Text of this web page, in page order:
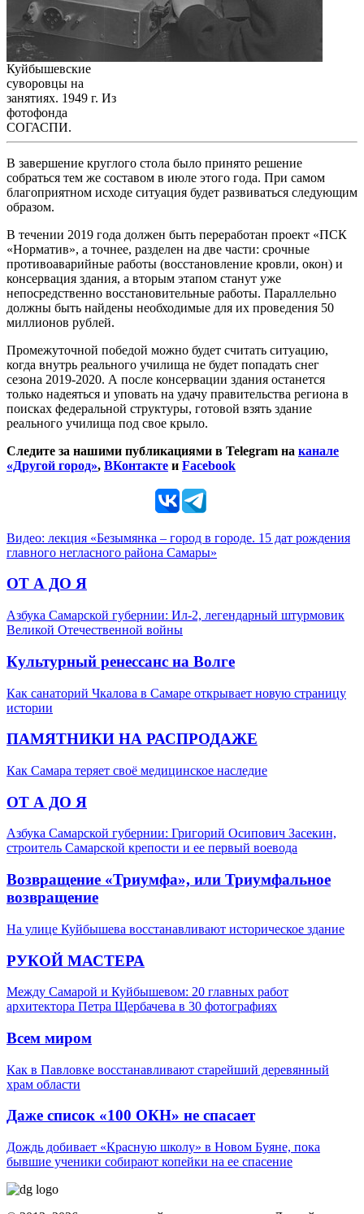
Куйбышевские
суворовцы на
занятиях. 1949 г. Из
фотофонда
СОГАСПИ.
В завершение круглого стола было принято решение
собраться тем же составом в июле этого года. При самом
благоприятном исходе ситуация будет развиваться следующим
образом.
В течении 2019 года должен быть переработан проект «ПСК
«Норматив», а точнее, разделен на две части: срочные
противоаварийные работы (восстановление кровли, окон) и
консервация здания, а вторым этапом станут уже
непосредственно восстановительные работы. Параллельно
должны быть найдены необходимые для их проведения 50
миллионов рублей.
Промежуточной победой можно будет считать ситуацию,
когда внутрь реального училища не будет попадать снег
сезона 2019-2020. А после консервации здания останется
только надеяться и уповать на удачу правительства региона в
поисках федеральной структуры, готовой взять здание
реального училища под свое крыло.
Следите за нашими публикациями в Telegram на канале
«Другой город», ВКонтакте и Facebook
Видео: лекция «Безымянка – город в городе. 15 дат рождения
главного негласного района Самары»
ОТ А ДО Я
Азбука Самарской губернии: Ил-2, легендарный штурмовик
Великой Отечественной войны
Культурный ренессанс на Волге
Как санаторий Чкалова в Самаре открывает новую страницу
истории
ПАМЯТНИКИ НА РАСПРОДАЖЕ
Как Самара теряет своё медицинское наследие
ОТ А ДО Я
Азбука Самарской губернии: Григорий Осипович Засекин,
строитель Самарской крепости и ее первый воевода
Возвращение «Триумфа», или Триумфальное
возвращение
На улице Куйбышева восстанавливают историческое здание
РУКОЙ МАСТЕРА
Между Самарой и Куйбышевом: 20 главных работ
архитектора Петра Щербачева в 30 фотографиях
Всем миром
Как в Павловке восстанавливают старейший деревянный
храм области
Даже список «100 ОКН» не спасает
Дождь добивает «Красную школу» в Новом Буяне, пока
бывшие ученики собирают копейки на ее спасение